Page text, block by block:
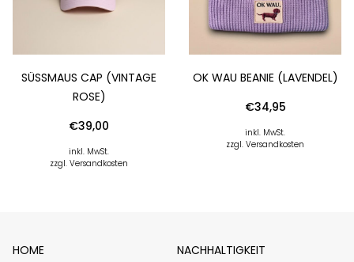
SÜSSMAUS CAP (VINTAGE R
OSE)
€39,00
inkl. MwSt.
zzgl. Versandkosten
OK WAU BEANIE (LAVENDEL)
€34,95
inkl. MwSt.
zzgl. Versandkosten
HOME
NACHHALTIGKEIT